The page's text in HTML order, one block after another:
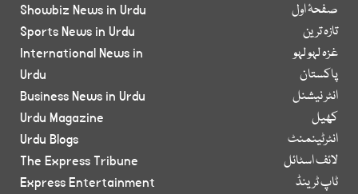
صفحۂ اول
تازہ ترین
غزہ لہو لہو
پاکستان
انٹر نیشنل
کھیل
انٹرٹینمنٹ
لائف اسٹائل
ٹاپ ٹرینڈ
Showbiz News in Urdu
Sports News in Urdu
International News in
Urdu
Business News in Urdu
Urdu Magazine
Urdu Blogs
The Express Tribune
Express Entertainment